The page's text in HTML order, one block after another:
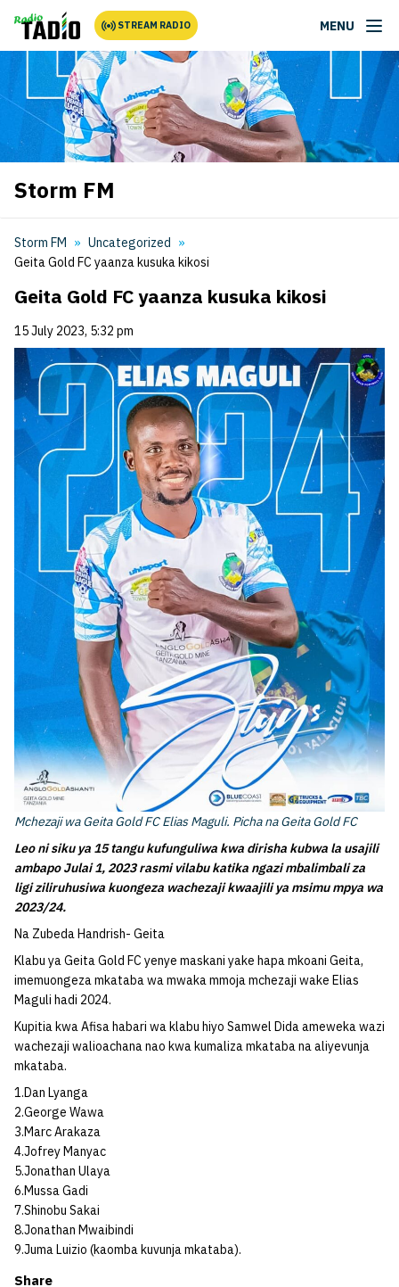
STREAM RADIO MENU
Storm FM
Storm FM
Uncategorized
Geita Gold FC yaanza kusuka kikosi
Geita Gold FC yaanza kusuka kikosi
15 July 2023, 5:32 pm
Mchezaji wa Geita Gold FC Elias Maguli. Picha na Geita Gold FC
Leo ni siku ya 15 tangu kufunguliwa kwa dirisha kubwa la usajili
ambapo Julai 1, 2023 rasmi vilabu katika ngazi mbalimbali za
ligi ziliruhusiwa kuongeza wachezaji kwaajili ya msimu mpya wa
2023/24.
Na Zubeda Handrish- Geita
Klabu ya Geita Gold FC yenye maskani yake hapa mkoani Geita,
imemuongeza mkataba wa mwaka mmoja mchezaji wake Elias
Maguli hadi 2024.
Kupitia kwa Afisa habari wa klabu hiyo Samwel Dida ameweka wazi
wachezaji walioachana nao kwa kumaliza mkataba na aliyevunja
mkataba.
1.Dan Lyanga
2.George Wawa
3.Marc Arakaza
4.Jofrey Manyac
5.Jonathan Ulaya
6.Mussa Gadi
7.Shinobu Sakai
8.Jonathan Mwaibindi
9.Juma Luizio (kaomba kuvunja mkataba).
Share